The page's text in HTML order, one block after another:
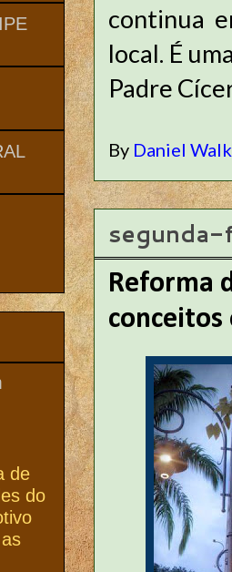
continua
local. É
Padre
By Daniel
Reforma
de
do